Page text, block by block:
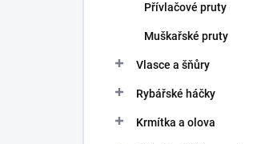
Přívlačové pruty
Muškařské pruty
Vlasce a šňůry
Rybářské háčky
Krmítka a olova